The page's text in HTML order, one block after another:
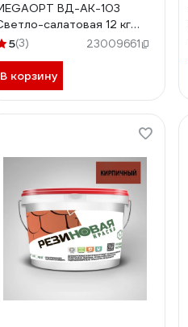
ВД-АК-103
салатовая 12 кг
12
5(3) 23009661
В корзину